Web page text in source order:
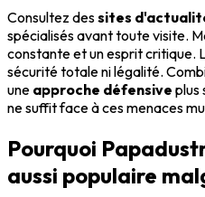
Consultez dessites
spécialisés avant toute visite.
constante et un esprit critique.
sécurité totale ni légalité.
une approche défensive plus
ne suffit face à ces menaces
Pourquoi
aussi populaire